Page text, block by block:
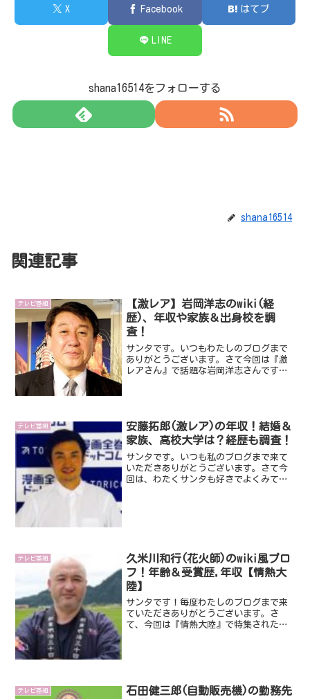
X Facebook はてブ
LINE
shana16514をフォローする
shana16514
関連記事
テレビ番組
【激レア】岩岡洋志のwiki(経
歴)、年収や家族＆出身校を調
査！
サンタです。いつもわたしのブログまで
ありがとうございます。さて今回は『激
レアさん』で話題な岩岡洋志さんです。
テレビ番組
安藤拓郎(激レア)の年収！結婚＆
家族、高校大学は？経歴も調査！
サンタです。いつも私のブログまで来て
いただきありがとうございます。さて今
回は、わたくサンタも好きでよくみてい
テレビ番組
久米川和行(花火師)のwiki風プロ
フ！年齢＆受賞歴,年収【情熱大
陸】
サンタです！毎度わたしのブログまで来
ていただきありがとうございます。さ
て、今回は『情熱大陸』で特集された花
テレビ番組
石田健三郎(自動販売機)の勤務先